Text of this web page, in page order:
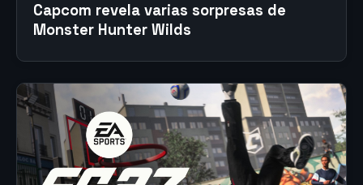
Capcom revela varias sorpresas de
Monster Hunter Wilds